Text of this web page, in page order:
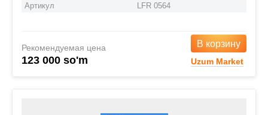
Артикул LFR 0564
Рекомендуемая цена
123 000 so'm
В корзину
Uzum Market